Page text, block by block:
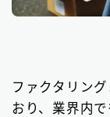
ファクタリング
おり、業界内で